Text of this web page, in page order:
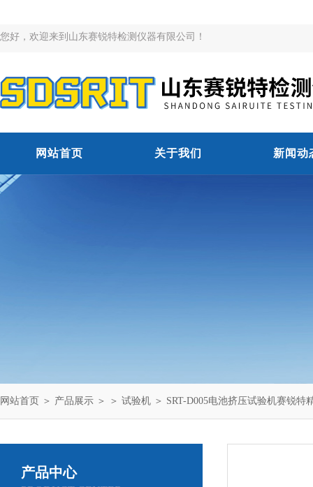
您好，欢迎来到山东赛锐特检测仪器有限公司！
网站首页 关于我们 新闻动
网站首页 ＞ 产品展示 ＞ ＞ 试验机 ＞ SRT-D005电池挤压试验机赛锐特
产品中心